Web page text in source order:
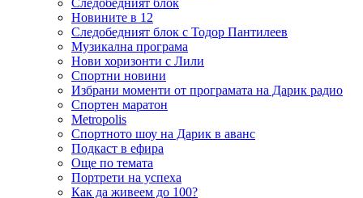
Следобедният блок
Новините в 12
Следобедният блок с Тодор Пантилеев
Музикална програма
Нови хоризонти с Лили
Спортни новини
Избрани моменти от програмата на Дарик радио
Спортен маратон
Metropolis
Спортното шоу на Дарик в аванс
Подкаст в ефира
Още по темата
Портрети на успеха
Как да живеем до 100?